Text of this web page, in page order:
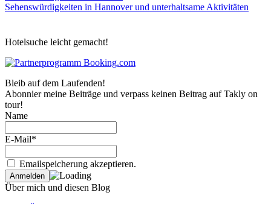
Sehenswürdigkeiten in Hannover und unterhaltsame Aktivitäten
Hotelsuche leicht gemacht!
Bleib auf dem Laufenden!
Abonnier meine Beiträge und verpass keinen Beitrag auf Takly on
tour!
Name
E-Mail*
Emailspeicherung akzeptieren.
Über mich und diesen Blog